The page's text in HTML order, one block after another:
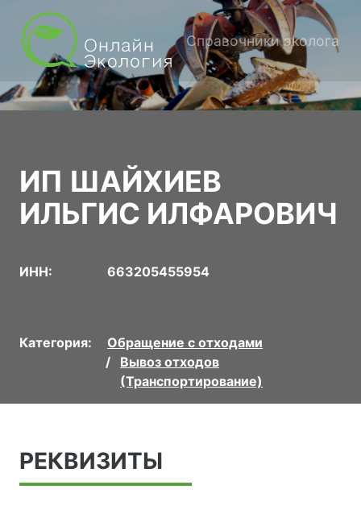
Справочники эколога
ИП ШАЙХИЕВ
ИЛЬГИС ИЛФАРОВИЧ
ИНН: 663205455954
Категория:
Обращение с отходами
Вывоз отходов
(Транспортирование)
РЕКВИЗИТЫ